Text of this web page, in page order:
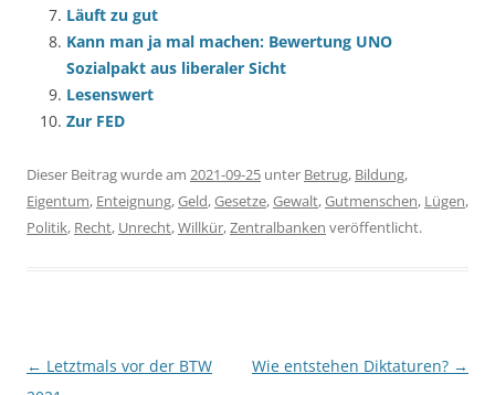
Läuft zu gut
Kann man ja mal machen: Bewertung UNO
Sozialpakt aus liberaler Sicht
Lesenswert
Zur FED
Dieser Beitrag wurde am 2021-09-25 unter Betrug, Bildung,
Eigentum, Enteignung,Geld,Gesetze,Gewalt,Gutmenschen, Lügen,
Politik, Recht, Unrecht,Willkür,Zentralbanken veröffentlicht.
Beitragsnavigation
← Letztmals vor der BTW
Wie entstehen Diktaturen? →